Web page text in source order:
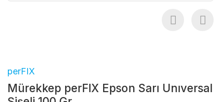
perFIX
Mürekkep perFIX Epson Sarı Unıversal